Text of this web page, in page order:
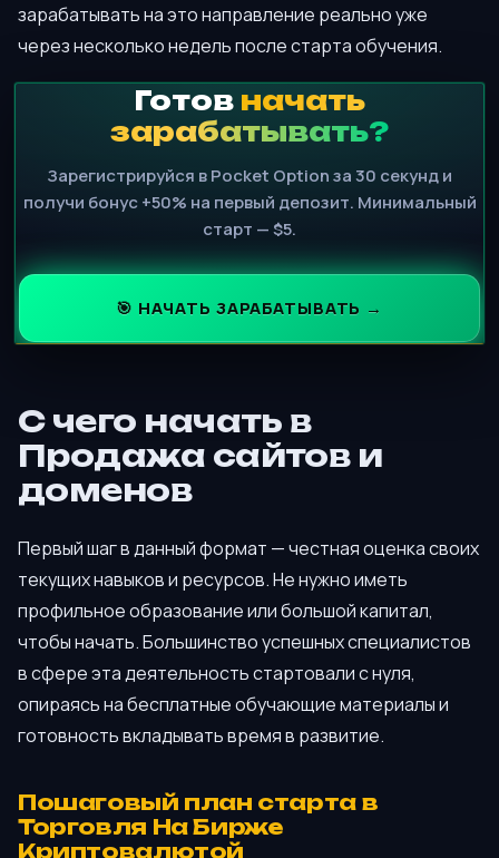
зарабатывать на это направление реально уже
через несколько недель после старта обучения.
Готов начать
зарабатывать?
Зарегистрируйся в Pocket Option за 30 секунд и
получи бонус +50% на первый депозит. Минимальный
старт — $5.
🎯 НАЧАТЬ ЗАРАБАТЫВАТЬ →
С чего начать в
Продажа сайтов и
доменов
Первый шаг в данный формат — честная оценка своих
текущих навыков и ресурсов. Не нужно иметь
профильное образование или большой капитал,
чтобы начать. Большинство успешных специалистов
в сфере эта деятельность стартовали с нуля,
опираясь на бесплатные обучающие материалы и
готовность вкладывать время в развитие.
Пошаговый план старта в
Торговля На Бирже
Криптовалютой